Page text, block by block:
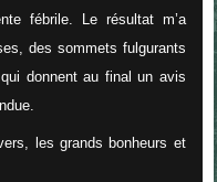
fébrile. Le résultat m’a
des sommets fulgurants
donnent au final un avis
les grands bonheurs et